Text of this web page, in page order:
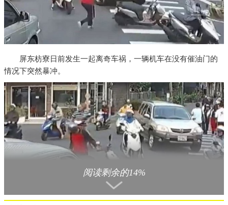
屏东枋寮日前发生一起离奇车祸，一辆机车在没有催油门的
情况下突然暴冲。
阅读剩余的14%